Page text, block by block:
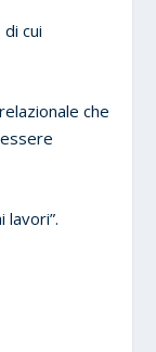
cui
che
lavori”.